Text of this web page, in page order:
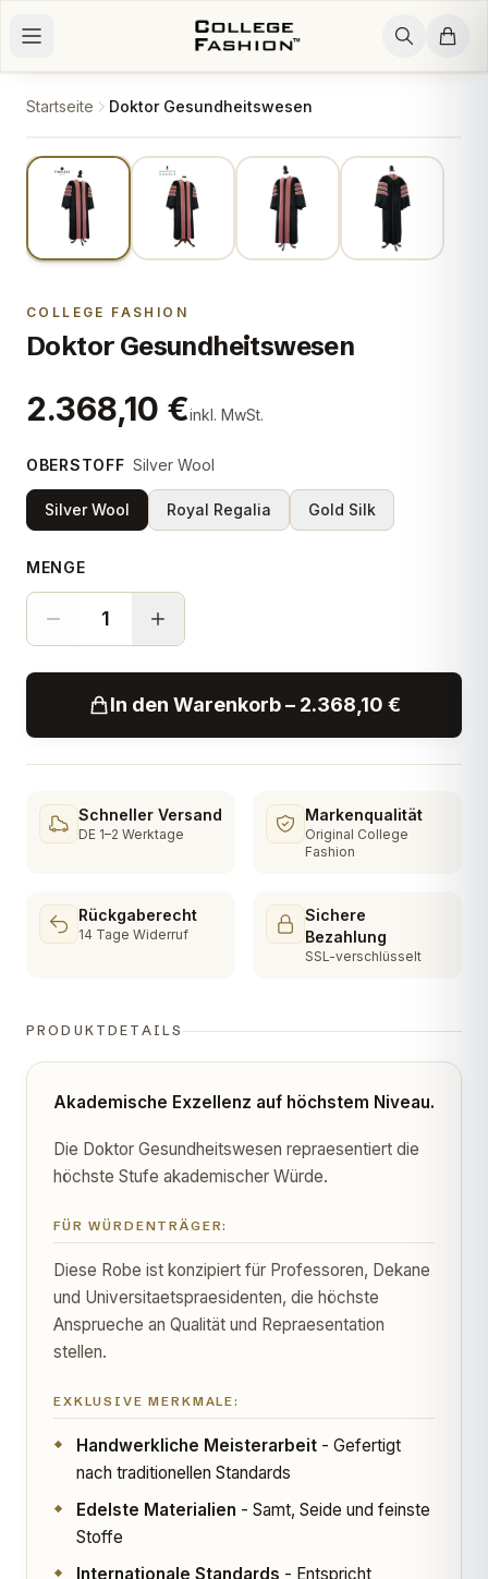
Startseite Doktor Gesundheitswesen
COLLEGE FASHION
Doktor Gesundheitswesen
2.368,10 €inkl. MwSt.
OBERSTOFF Silver Wool
Silver Wool Royal Regalia Gold Silk
MENGE
1
In den Warenkorb – 2.368,10 €
Schneller Versand
DE 1–2 Werktage
Markenqualität
Original College
Fashion
Rückgaberecht
14 Tage Widerruf
Sichere
Bezahlung
SSL-verschlüsselt
PRODUKTDETAILS
Akademische Exzellenz auf höchstem Niveau.
Die Doktor Gesundheitswesen repraesentiert die
höchste Stufe akademischer Würde.
FÜR WÜRDENTRÄGER:
Diese Robe ist konzipiert für Professoren, Dekane
und Universitaetspraesidenten, die höchste
Ansprueche an Qualität und Repraesentation
stellen.
EXKLUSIVE MERKMALE:
Handwerkliche Meisterarbeit- Gefertigt
nach traditionellen Standards
Edelste Materialien - Samt, Seide und feinste
Stoffe
Internationale Standards - Entspricht